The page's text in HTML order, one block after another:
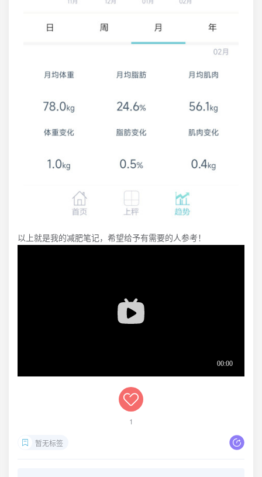
以上就是我的减肥笔记，希望给予有需要的人参考！
1
暂无标签